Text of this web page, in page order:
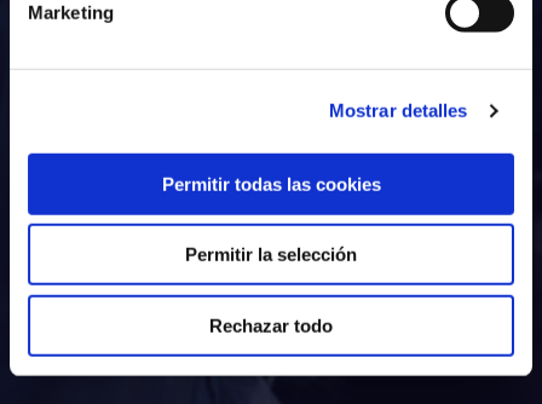
Marketing
Mostrar detalles
Permitir todas las cookies
Permitir la selección
Rechazar todo